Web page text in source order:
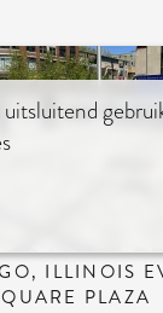
ILLINOIS
PLAZA